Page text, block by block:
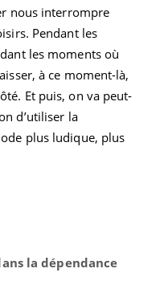
nous interrompre
Pendant les
les moments où
à ce moment-là,
Et puis, on va peut-
d’utiliser la
plus ludique, plus
la dépendance